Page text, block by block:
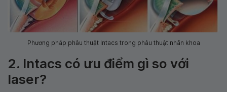
Phương pháp phẫu thuật Intacs trong phẫu thuật nhãn khoa
2. Intacs có ưu điểm gì so với
laser?